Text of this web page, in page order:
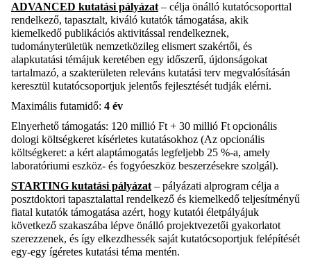
ADVANCED kutatási pályázat – célja önálló kutatócsoporttal
rendelkező, tapasztalt, kiváló kutatók támogatása, akik
kiemelkedő publikációs aktivitással rendelkeznek,
tudományterületük nemzetközileg elismert szakértői, és
alapkutatási témájuk keretében egy időszerű, újdonságokat
tartalmazó, a szakterületen releváns kutatási terv megvalósításán
keresztül kutatócsoportjuk jelentős fejlesztését tudják elérni.
Maximális futamidő: 4 év
Elnyerhető támogatás: 120 millió Ft + 30 millió Ft opcionális
dologi költségkeret kísérletes kutatásokhoz (Az opcionális
költségkeret: a kért alaptámogatás legfeljebb 25 %-a, amely
laboratóriumi eszköz- és fogyóeszköz beszerzésekre szolgál).
STARTING kutatási pályázat – pályázati alprogram célja a
posztdoktori tapasztalattal rendelkező és kiemelkedő teljesítményű
fiatal kutatók támogatása azért, hogy kutatói életpályájuk
következő szakaszába lépve önálló projektvezetői gyakorlatot
szerezzenek, és így elkezdhessék saját kutatócsoportjuk felépítését
egy-egy ígéretes kutatási téma mentén.